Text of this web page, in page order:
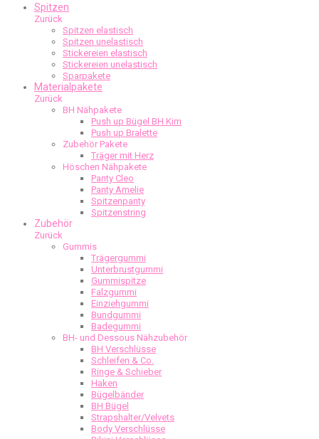
Spitzen
Zurück
Spitzen elastisch
Spitzen unelastisch
Stickereien elastisch
Stickereien unelastisch
Sparpakete
Materialpakete
Zurück
BH Nähpakete
Push up Bügel BH Kim
Push up Bralette
Zubehör Pakete
Träger mit Herz
Höschen Nähpakete
Panty Cleo
Panty Amelie
Spitzenpanty
Spitzenstring
Zubehör
Zurück
Gummis
Trägergummi
Unterbrustgummi
Gummispitze
Falzgummi
Einziehgummi
Bundgummi
Badegummi
BH- und Dessous Nähzubehör
BH Verschlüsse
Schleifen & Co.
Ringe & Schieber
Haken
Bügelbänder
BH Bügel
Strapshalter/Velvets
Body Verschlüsse